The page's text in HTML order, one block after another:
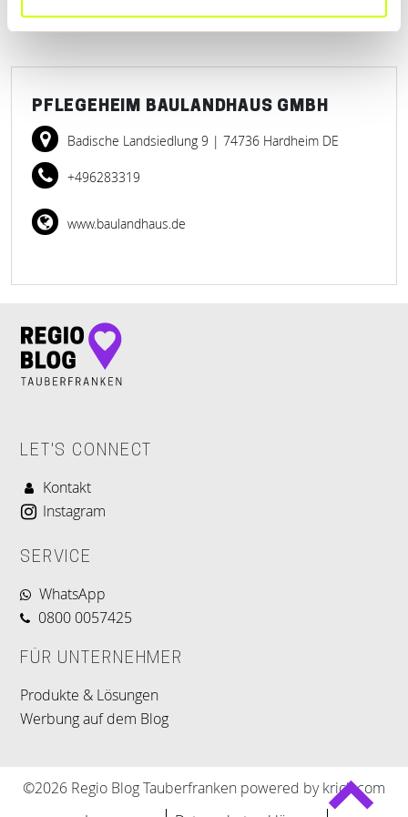
PFLEGEHEIM BAULANDHAUS GMBH
Badische Landsiedlung 9 | 74736 Hardheim DE
+496283319
www.baulandhaus.de
LET'S CONNECT
Kontakt
Instagram
SERVICE
WhatsApp
0800 0057425
FÜR UNTERNEHMER
Produkte & Lösungen
Werbung auf dem Blog
©2026 Regio Blog Tauberfranken powered by krick.com